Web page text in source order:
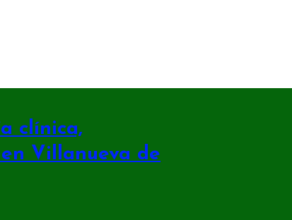
clínica,
Villanueva de